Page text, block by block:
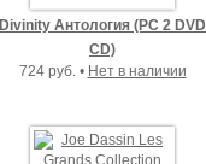
Divinity Антология (PC 2 DVD
CD)
724 руб. • Нет в наличии